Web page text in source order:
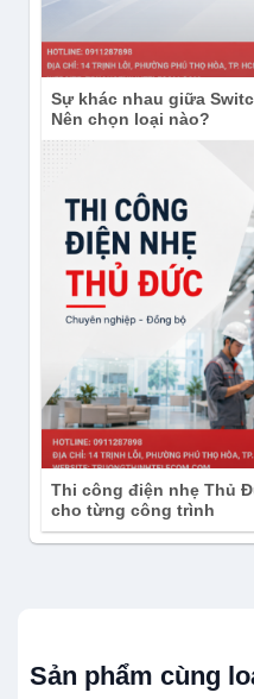
Sự khác nhau giữa
Nên chọn loại nào?
Thi công điện nhẹ Thủ
cho từng công trình
Sản phẩm cùng